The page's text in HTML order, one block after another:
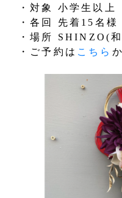
・対象 小学生以上
・各回 先着15名様
・場所 SHINZO(
・ご予約は こちら